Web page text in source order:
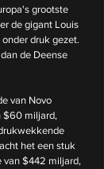
grootste
de gigant Louis
druk gezet.
de Deense
van Novo
$60 miljard,
het een stuk
van $442 miljard,